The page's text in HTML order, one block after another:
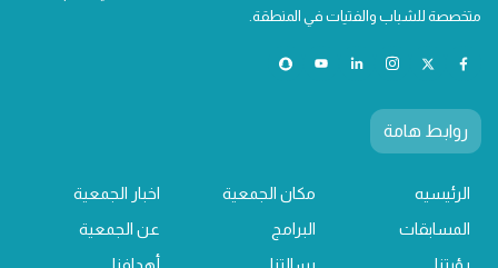
متخصصة للشباب والفتيات في المنطقة.
روابط هامة
الرئيسيه مكان الجمعية
اخبار الجمعية
المسابقات
البرامج
عن الجمعية